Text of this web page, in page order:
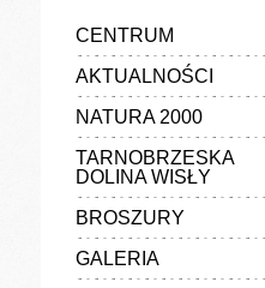
CENTRUM
AKTUALNOŚCI
NATURA 2000
TARNOBRZESKA
DOLINA WISŁY
BROSZURY
GALERIA